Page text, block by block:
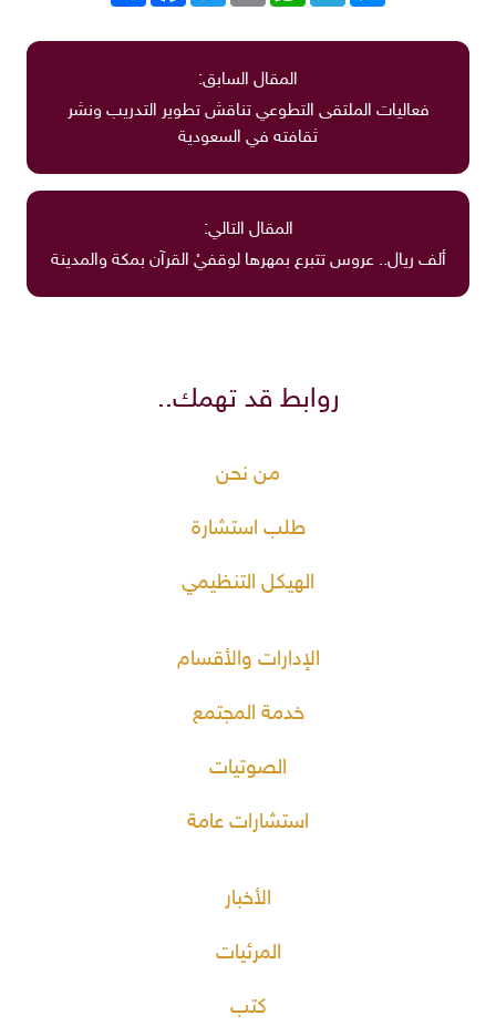
المقال السابق:
فعاليات الملتقى التطوعي تناقش تطوير التدريب ونشر
ثقافته في السعودية
المقال التالي:
ألف ريال.. عروس تتبرع بمهرها لوقفيْ القرآن بمكة والمدينة
روابط قد تهمك..
من نحن
طلب استشارة
الهيكل التنظيمي
الإدارات والأقسام
خدمة المجتمع
الصوتيات
استشارات عامة
الأخبار
المرئيات
كتب